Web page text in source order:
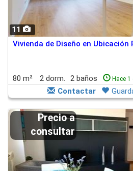
11
Vivienda de Diseño en Ubicación
80 m² 2 dorm. 2 baños Hace 1
Contactar
Precio a
consultar